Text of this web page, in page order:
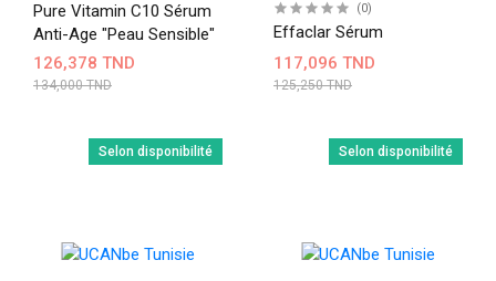
Pure Vitamin C10 Sérum
Anti-Age "peau Sensible"
126,378 TND
134,000 TND
(0)
Effaclar Sérum
117,096 TND
125,250 TND
Selon disponibilité Selon disponibilité